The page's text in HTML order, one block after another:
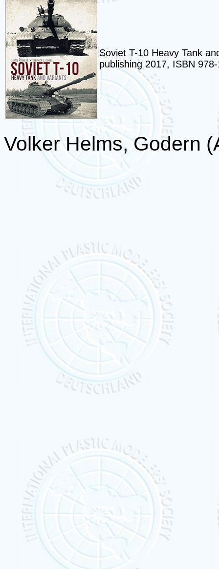
Soviet T-10 Heavy Tank
publishing 2017, ISBN
Volker Helms, Godern